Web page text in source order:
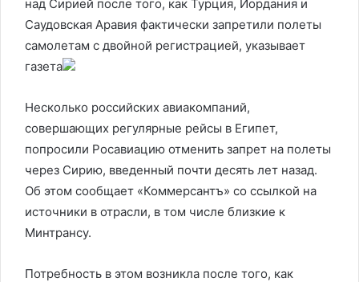
над Сирией после того, как Турция, Иордания и
Саудовская Аравия фактически запретили полеты
самолетам с двойной регистрацией, указывает
газета
Несколько российских авиакомпаний,
совершающих регулярные рейсы в Египет,
попросили Росавиацию отменить запрет на полеты
через Сирию, введенный почти десять лет назад.
Об этом сообщает «Коммерсантъ» со ссылкой на
источники в отрасли, в том числе близкие к
Минтрансу.
Потребность в этом возникла после того, как